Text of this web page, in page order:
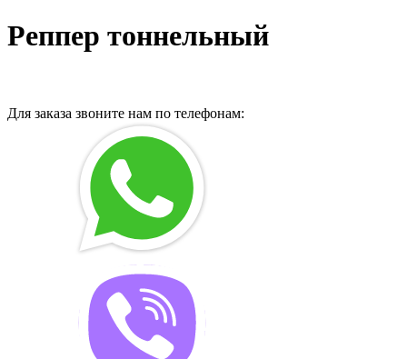
Реппер тоннельный
Для заказа звоните нам по телефонам: